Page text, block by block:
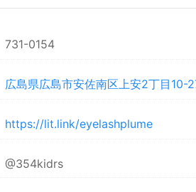
731-0154
広島県広島市安佐南区上安2丁目10-
https://lit.link/eyelashplume
@354kidrs